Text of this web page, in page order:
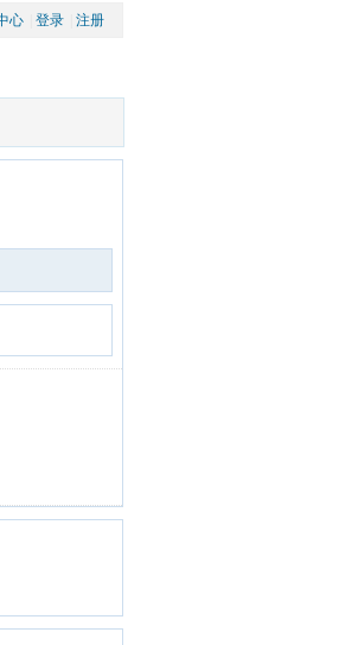
心 登录 注册